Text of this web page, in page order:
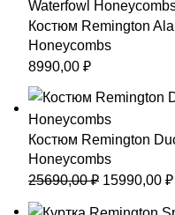
Костюм Remington
Honeycombs
8990,00 ₽
Костюм Remington
Honeycombs
25690,00₽ 15990,00 ₽